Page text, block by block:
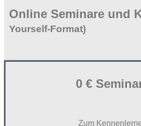
Online Seminare und
Yourself-Format)
0 €
Zum